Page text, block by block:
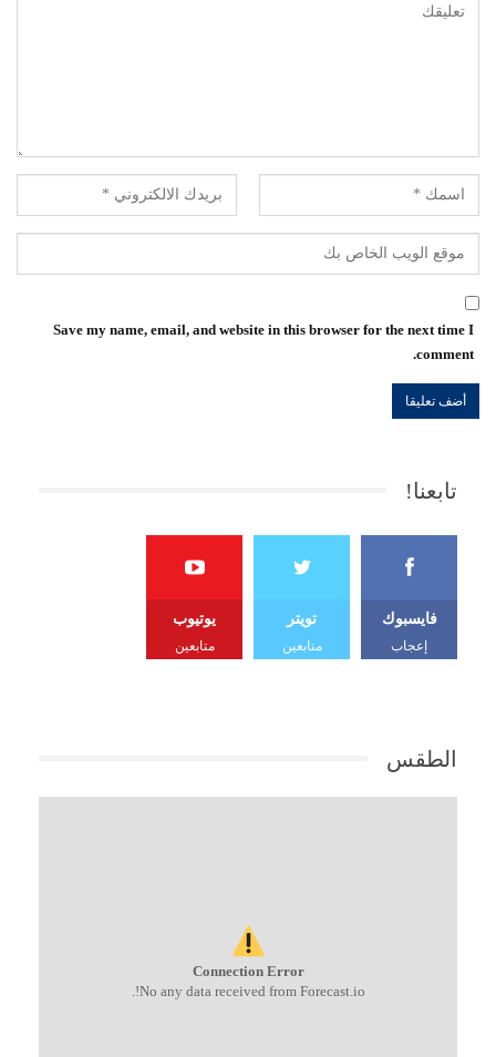
Save my name, email, and website in this browser for the next time I
comment.
تابعنا!
فايسبوك
إعجاب
تويتر
متابعين
يوتيوب
متابعين
الطقس
Connection Error
No any data received from Forecast.io!.